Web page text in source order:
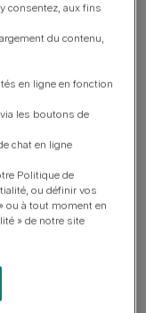
contient des
le système
conservateurs
est
C’est
de haute
dont votre
aidez votre
consentez, aux fins
du contenu,
en ligne en fonction
les boutons de
chat en ligne
Politique de
ou définir vos
ou à tout moment en
» de notre site